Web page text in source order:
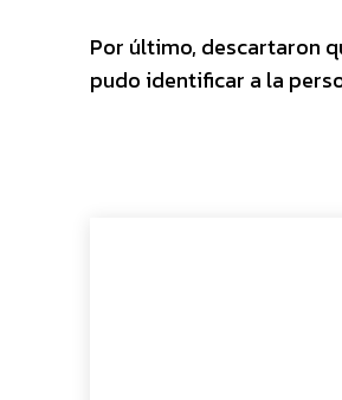
Por último, descartaron
pudo identificar a la